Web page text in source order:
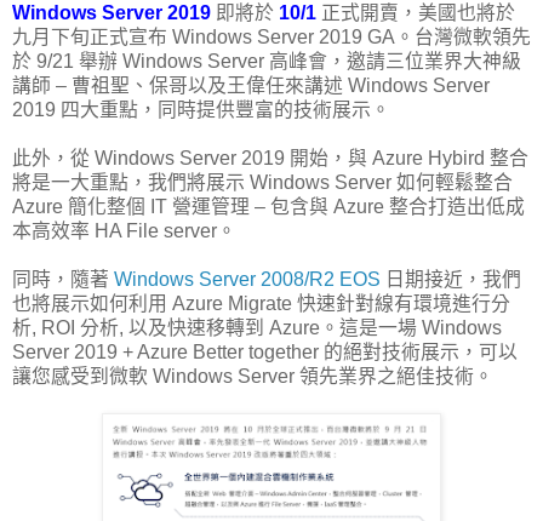
Windows Server 2019 即將於 10/1 正式開賣，美國也將於
九月下旬正式宣布 Windows Server 2019 GA。台灣微軟領先
於 9/21 舉辦 Windows Server 高峰會，邀請三位業界大神級
講師 – 曹祖聖、保哥以及王偉任來講述 Windows Server
2019 四大重點，同時提供豐富的技術展示。
此外，從 Windows Server 2019 開始，與 Azure Hybird 整合
將是一大重點，我們將展示 Windows Server 如何輕鬆整合
Azure 簡化整個 IT 營運管理 – 包含與 Azure 整合打造出低成
本高效率 HA File server。
同時，隨著 Windows Server 2008/R2 EOS 日期接近，我們
也將展示如何利用 Azure Migrate 快速針對線有環境進行分
析, ROI 分析, 以及快速移轉到 Azure。這是一場 Windows
Server 2019 + Azure Better together 的絕對技術展示，可以
讓您感受到微軟 Windows Server 領先業界之絕佳技術。